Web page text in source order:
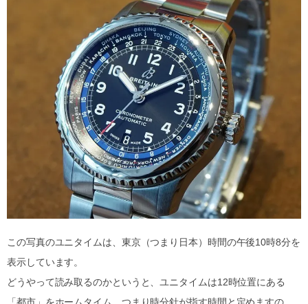
この写真のユニタイムは、東京（つまり日本）時間の午後10時8分を
表示しています。
どうやって読み取るのかというと、ユニタイムは12時位置にある
「都市」をホームタイム、つまり時分針が指す時間と定めますの